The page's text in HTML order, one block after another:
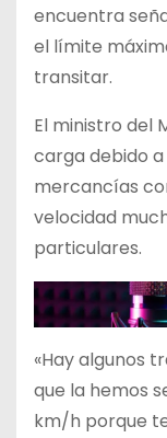
encuentra
el límite
transitar.
El ministro del
carga debido
mercancías
velocidad
particulares.
«Hay algunos
que la hemos
km/h porque